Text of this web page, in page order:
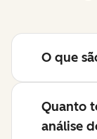
O que
Quanto
análise